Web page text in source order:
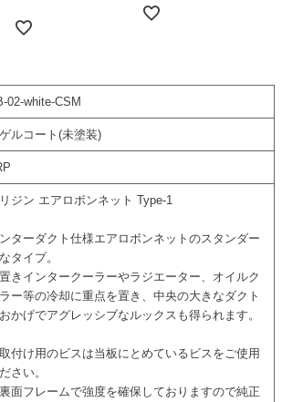
02-white-CSM
ルコート(未塗装)
ジン エアロボンネット Type-1
ターダクト仕様エアロボンネットのスタンダー
タイプ。
きインタークーラーやラジエーター、オイルク
ー等の冷却に重点を置き、中央の大きなダクト
かげでアグレッシブなルックスも得られます。
付け用のビスは当板にとめているビスをご使用
さい。
面フレームで強度を確保しておりますので純正